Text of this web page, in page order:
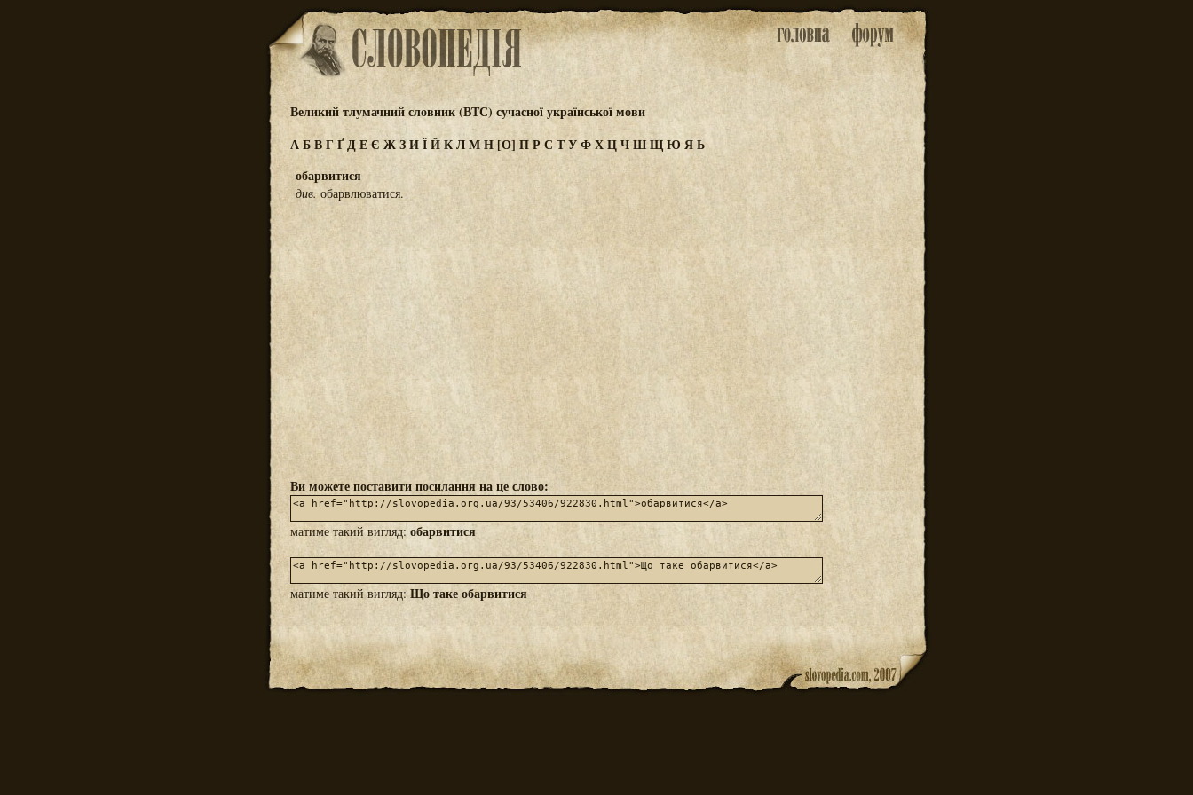
Великий тлумачний словник (ВТС) сучасної української мови
АБВГҐДЕЄ ЖЗИЇЙКЛМН[О] ПРС ТУФХЦЧШЩЮ ЯЬ
обарвитися
див.обарвлюватися.
Ви можете поставити посилання на це слово:
матиме такий вигляд: обарвитися
матиме такий вигляд:Що таке обарвитися